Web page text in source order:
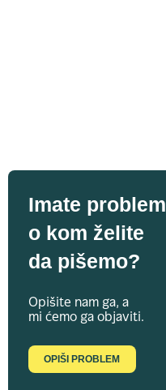
Imate problem
o kom želite
da pišemo?
Opišite nam ga, a
mi ćemo ga objaviti.
OPIŠI PROBLEM